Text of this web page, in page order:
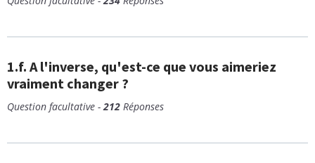
1.f. A l'inverse, qu'est-ce que vous aimeriez
vraiment changer ?
Question facultative -212 Réponses